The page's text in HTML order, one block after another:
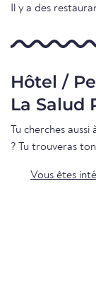
Il y a des
Hôtel /
La Salud
Tu cherches
? Tu trouveras
Vous êtes